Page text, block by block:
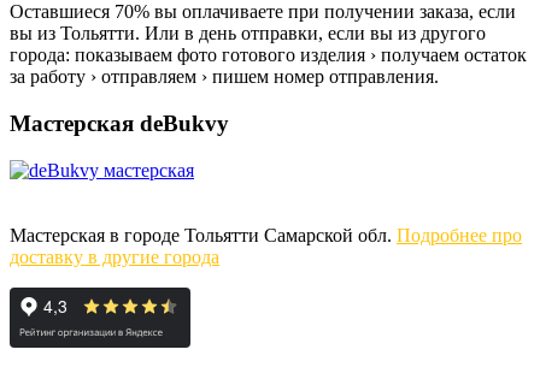
Оставшиеся 70% вы оплачиваете при получении заказа, если
вы из Тольятти. Или в день отправки, если вы из другого
города: показываем фото готового изделия › получаем остаток
за работу › отправляем › пишем номер отправления.
Мастерская deBukvy
Мастерская в городе Тольятти Самарской обл. Подробнее про
доставку в другие города